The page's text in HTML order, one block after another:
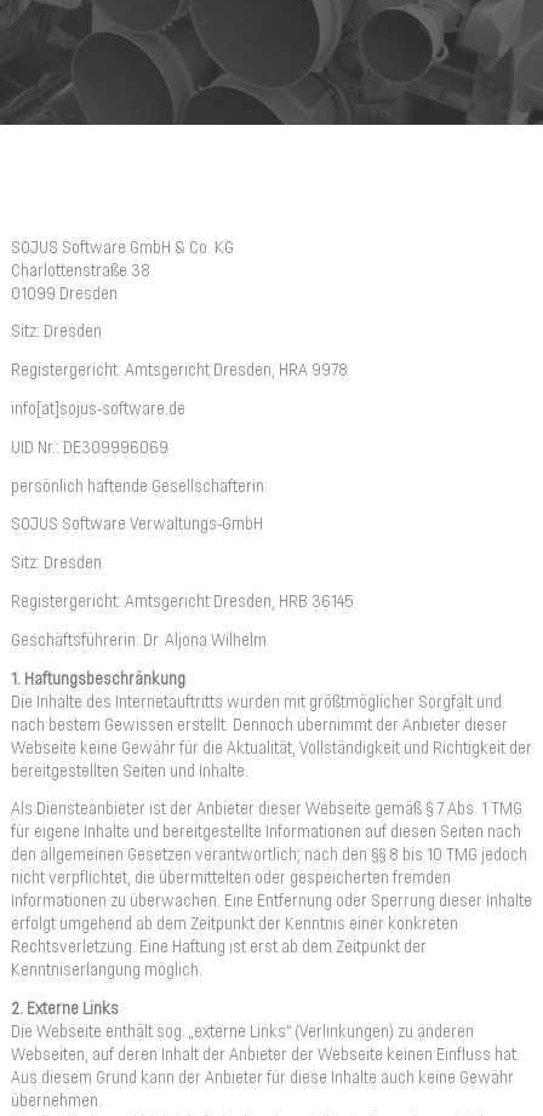
SOJUS Software GmbH & Co. KG
Charlottenstraße 38
01099 Dresden
Sitz: Dresden
Registergericht: Amtsgericht Dresden, HRA 9978
info[at]sojus-software.de
UID Nr.: DE309996069
persönlich haftende Gesellschafterin:
SOJUS Software Verwaltungs-GmbH
Sitz: Dresden
Registergericht: Amtsgericht Dresden, HRB 36145
Geschäftsführerin: Dr. Aljona Wilhelm
1. Haftungsbeschränkung
Die Inhalte des Internetauftritts wurden mit größtmöglicher Sorgfalt und
nach bestem Gewissen erstellt. Dennoch übernimmt der Anbieter dieser
Webseite keine Gewähr für die Aktualität, Vollständigkeit und Richtigkeit der
bereitgestellten Seiten und Inhalte.
Als Diensteanbieter ist der Anbieter dieser Webseite gemäß § 7 Abs. 1 TMG
für eigene Inhalte und bereitgestellte Informationen auf diesen Seiten nach
den allgemeinen Gesetzen verantwortlich; nach den §§ 8 bis 10 TMG jedoch
nicht verpflichtet, die übermittelten oder gespeicherten fremden
Informationen zu überwachen. Eine Entfernung oder Sperrung dieser Inhalte
erfolgt umgehend ab dem Zeitpunkt der Kenntnis einer konkreten
Rechtsverletzung. Eine Haftung ist erst ab dem Zeitpunkt der
Kenntniserlangung möglich.
2. Externe Links
Die Webseite enthält sog. „externe Links“ (Verlinkungen) zu anderen
Webseiten, auf deren Inhalt der Anbieter der Webseite keinen Einfluss hat.
Aus diesem Grund kann der Anbieter für diese Inhalte auch keine Gewähr
übernehmen.